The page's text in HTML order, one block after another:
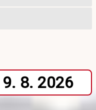
8. 2026